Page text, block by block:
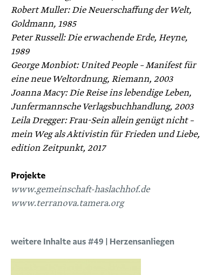
Robert Muller: Die Neuerschaffung der Welt,
Goldmann, 1985
Peter Russell: Die erwachende Erde, Heyne,
1989
George Monbiot: United People – Manifest für
eine neue Weltordnung, Riemann, 2003
Joanna Macy: Die Reise ins lebendige Leben,
Junfermannsche Verlagsbuchhandlung, 2003
Leila Dregger: Frau-Sein allein genügt nicht –
mein Weg als Aktivistin für Frieden und Liebe,
edition Zeitpunkt, 2017
Projekte
www.gemeinschaft-haslachhof.de
www.terranova.tamera.org
weitere Inhalte aus #49 | Herzensanliegen